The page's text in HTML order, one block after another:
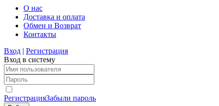
О нас
Доставка и оплата
Обмен и Возврат
Контакты
Вход | Регистрация
Вход в систему
РегистрацияЗабыли пароль